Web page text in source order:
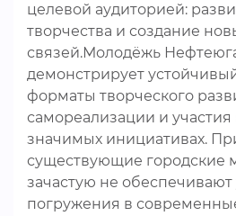
целевой аудиторией:
творчества и создание
связей.Молодёжь
демонстрирует
форматы творческого
самореализации и
значимых инициативах.
существующие городские
зачастую не обеспечивают
погружения в